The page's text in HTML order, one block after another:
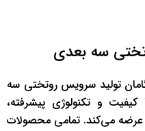
سه بعدی
تولید سرویس روتختی سه
کیفیت و تکنولوژی پیشرفته،
عرضه می‌کند. تمامی محصولات